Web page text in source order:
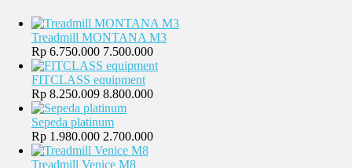
Treadmill MONTANA M3
Rp 6.750.000 7.500.000
FITCLASS equipment
Rp 8.250.009 8.800.000
Sepeda platinum
Rp 1.980.000 2.700.000
Treadmill Venice M8